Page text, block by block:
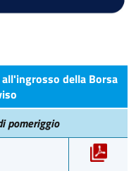
della Borsa
pomeriggio